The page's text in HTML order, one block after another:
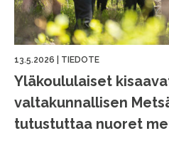
13.5.2026 TIEDOTE
Yläkoululaiset
valtakunnallisen
tutustuttaa nuoret